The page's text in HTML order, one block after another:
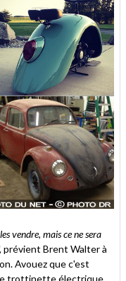
vendre, mais ce ne sera
prévient Brent Walter à
Avouez que c'est
trottinette électrique